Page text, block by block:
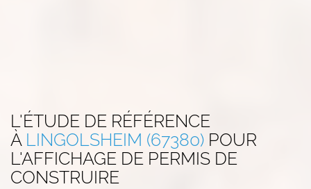
L'ÉTUDE DE RÉFÉRENCE
À LINGOLSHEIM (67380) POUR
L'AFFICHAGE DE PERMIS DE
CONSTRUIRE